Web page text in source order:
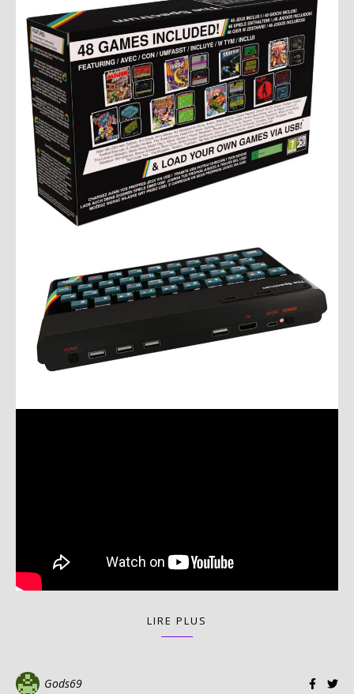
LIRE PLUS
Gods69